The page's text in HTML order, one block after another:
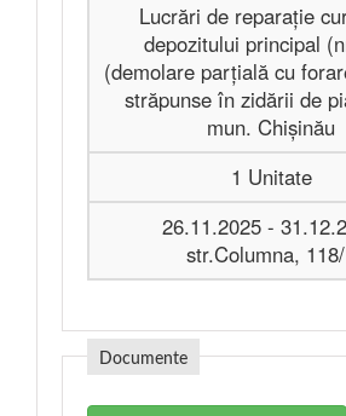
Lucrări de reparație
depozitului principal
(demolare parțială cu
străpunse în zidării de
mun. Chișinău
1 Unitate
26.11.2025 -
str.Columna,
Documente